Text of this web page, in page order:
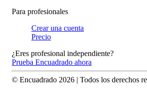
Para profesionales
Crear una cuenta
Precio
¿Eres profesional independiente?
Prueba Encuadrado ahora
© Encuadrado 2026 | Todos los derechos